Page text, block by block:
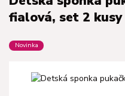
fialová, set 2 kusy
Novinka